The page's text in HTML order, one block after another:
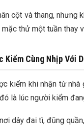
cột và thang,
thử một tuần thay
Kiểm Cùng Nhịp Với
kiểm khi nhận từ
là lúc người kiểm
dây đai tì, đũng